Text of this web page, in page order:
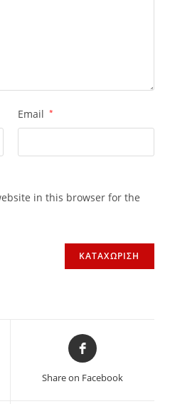
Email *
in this browser for the
Share on Facebook